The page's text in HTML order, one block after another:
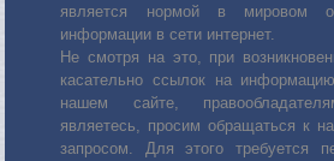
является нормой в мировом
информации в сети интернет.
Не смотря на это, при
касательно ссылок на
нашем сайте,
являетесь, просим обращаться к
запросом. Для этого требуется